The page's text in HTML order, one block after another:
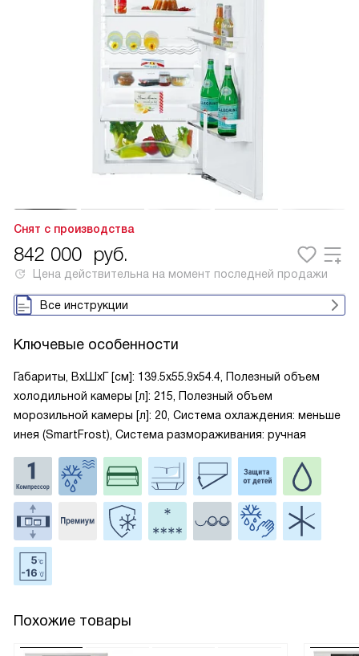
Снят с производства
842 000 руб.
Цена действительна на момент последней продажи
Все инструкции
Ключевые особенности
Габариты, ВxШxГ [см]: 139.5x55.9x54.4, Полезный объем
холодильной камеры [л]: 215, Полезный объем
морозильной камеры [л]: 20, Система охлаждения: меньше
инея (SmartFrost), Система размораживания: ручная
Похожие товары